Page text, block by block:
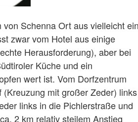
Schenna Ort aus vielleicht ein
zwar vom Hotel aus einige
Herausforderung), aber bei
Küche und ein
wert ist. Vom Dorfzentrum
mit großer Zeder) links
links in die Pichlerstraße und
2 km relativ steilem Anstieg